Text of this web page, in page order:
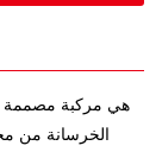
الخرسانة من